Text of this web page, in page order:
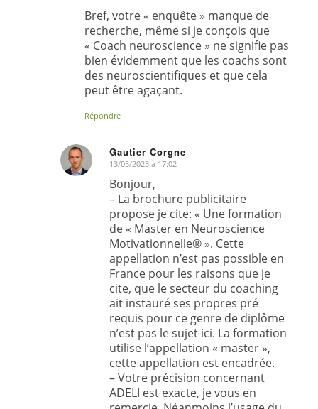
Bref, votre « enquête » manque de
recherche, même si je conçois que
« Coach neuroscience » ne signifie pas
bien évidemment que les coachs sont
des neuroscientifiques et que cela
peut être agaçant.
Répondre
Gautier Corgne
dit
13/05/2023 à 17:02
Bonjour,
– La brochure publicitaire
propose je cite: « Une formation
de « Master en Neuroscience
Motivationnelle® ». Cette
appellation n’est pas possible en
France pour les raisons que je
cite, que le secteur du coaching
ait instauré ses propres pré
requis pour ce genre de diplôme
n’est pas le sujet ici. La formation
utilise l’appellation « master »,
cette appellation est encadrée.
– Votre précision concernant
ADELI est exacte, je vous en